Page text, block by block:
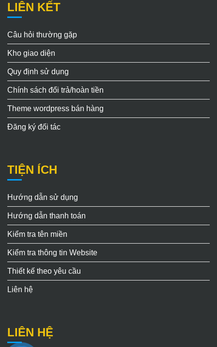
LIÊN KẾT
Câu hỏi thường gặp
Kho giao diện
Quy định sử dụng
Chính sách đổi trả/hoàn tiền
Theme wordpress bán hàng
Đăng ký đối tác
TIỆN ÍCH
Hướng dẫn sử dụng
Hướng dẫn thanh toán
Kiểm tra tên miền
Kiểm tra thông tin Website
Thiết kế theo yêu cầu
Liên hệ
LIÊN HỆ